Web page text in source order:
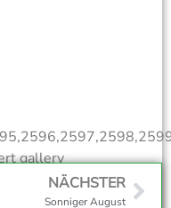
gallery
NÄCHSTER
Sonniger August